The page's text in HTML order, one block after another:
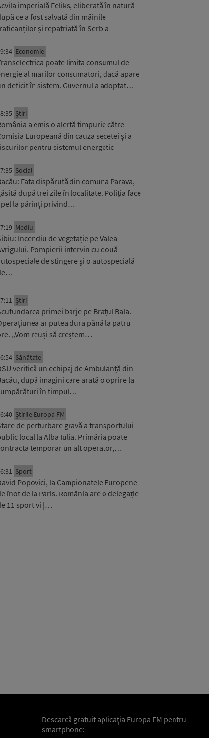
imperială Feliks, eliberată în natură
ce a fost salvată din mâinile
și repatriată în Serbia
Economie
poate limita consumul de
al marilor consumatori, dacă apare
deficit în sistem. Guvernul a adoptat…
Știri
a emis o alertă timpurie către
Europeană din cauza secetei și a
pentru sistemul energetic
Social
Fata dispărută din comuna Parava,
după trei zile în localitate. Poliția face
la părinți privind…
Mediu
Incendiu de vegetație pe Valea
Pompierii intervin cu două
de stingere și o autospecială
Știri
primei barje pe Brațul Bala.
ar putea dura până la patru
„Vom reuși să creștem…
Sănătate
verifică un echipaj de Ambulanță din
după imagini care arată o oprire la
în timpul…
Știrile Europa FM
de perturbare gravă a transportului
local la Alba Iulia. Primăria poate
temporar un alt operator,…
Sport
Popovici, la Campionatele Europene
înot de la Paris. România are o delegație
11 sportivi |…
Descarcă gratuit aplicaţia Europa FM pentru
smartphone: